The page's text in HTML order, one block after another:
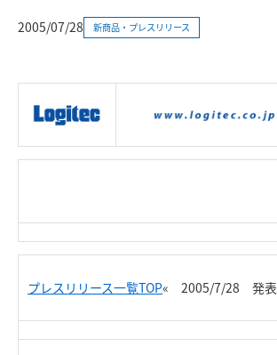
2005/07/28 新商品・プレスリリース
プレスリリース一覧TOP« 2005/7/28 発表